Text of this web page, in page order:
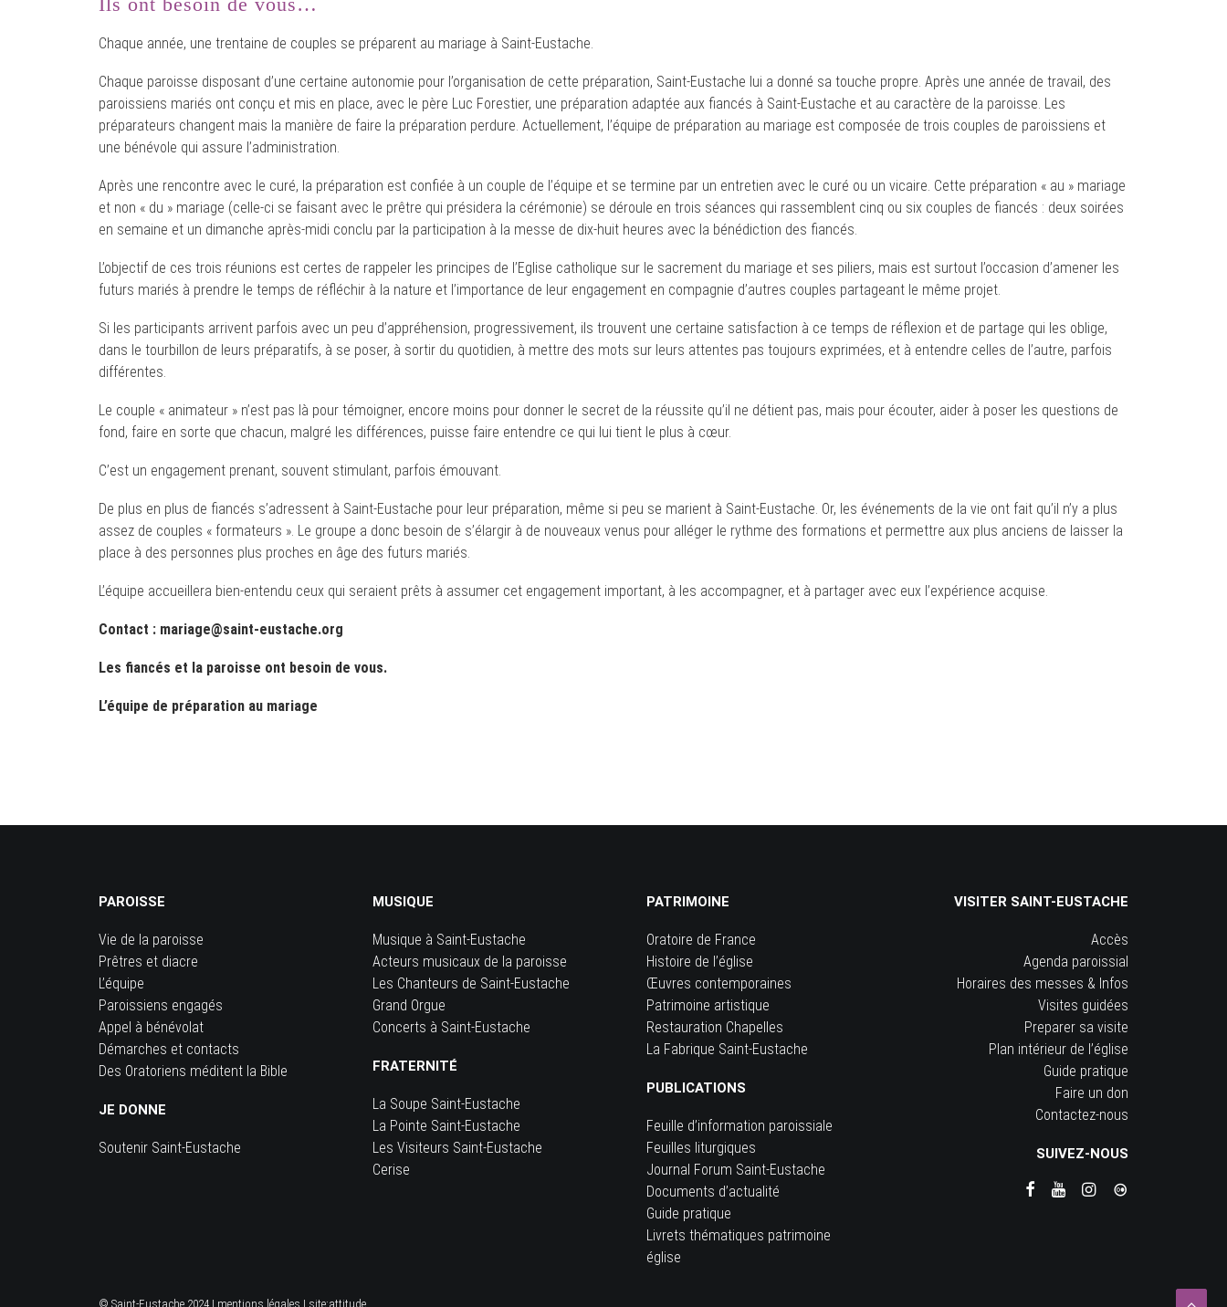
Chaque année, une trentaine de couples se préparent au mariage à Saint-Eustache.
Chaque paroisse disposant d’une certaine autonomie pour l’organisation de cette préparation, Saint-Eustache lui a donné sa touche propre. Après une année de travail, des
paroissiens mariés ont conçu et mis en place, avec le père Luc Forestier, une préparation adaptée aux fiancés à Saint-Eustache et au caractère de la paroisse. Les
préparateurs changent mais la manière de faire la préparation perdure. Actuellement, l’équipe de préparation au mariage est composée de trois couples de paroissiens et
une bénévole qui assure l’administration.
Après une rencontre avec le curé, la préparation est confiée à un couple de l’équipe et se termine par un entretien avec le curé ou un vicaire. Cette préparation « au » mariage
et non « du » mariage (celle-ci se faisant avec le prêtre qui présidera la cérémonie) se déroule en trois séances qui rassemblent cinq ou six couples de fiancés : deux soirées
en semaine et un dimanche après-midi conclu par la participation à la messe de dix-huit heures avec la bénédiction des fiancés.
L’objectif de ces trois réunions est certes de rappeler les principes de l’Eglise catholique sur le sacrement du mariage et ses piliers, mais est surtout l’occasion d’amener les
futurs mariés à prendre le temps de réfléchir à la nature et l’importance de leur engagement en compagnie d’autres couples partageant le même projet.
Si les participants arrivent parfois avec un peu d’appréhension, progressivement, ils trouvent une certaine satisfaction à ce temps de réflexion et de partage qui les oblige,
dans le tourbillon de leurs préparatifs, à se poser, à sortir du quotidien, à mettre des mots sur leurs attentes pas toujours exprimées, et à entendre celles de l’autre, parfois
différentes.
Le couple « animateur » n’est pas là pour témoigner, encore moins pour donner le secret de la réussite qu’il ne détient pas, mais pour écouter, aider à poser les questions de
fond, faire en sorte que chacun, malgré les différences, puisse faire entendre ce qui lui tient le plus à cœur.
C’est un engagement prenant, souvent stimulant, parfois émouvant.
De plus en plus de fiancés s’adressent à Saint-Eustache pour leur préparation, même si peu se marient à Saint-Eustache. Or, les événements de la vie ont fait qu’il n’y a plus
assez de couples « formateurs ». Le groupe a donc besoin de s’élargir à de nouveaux venus pour alléger le rythme des formations et permettre aux plus anciens de laisser la
place à des personnes plus proches en âge des futurs mariés.
L’équipe accueillera bien-entendu ceux qui seraient prêts à assumer cet engagement important, à les accompagner, et à partager avec eux l’expérience acquise.
Contact : mariage@saint-eustache.org
Les fiancés et la paroisse ont besoin de vous.
L’équipe de préparation au mariage
PAROISSE
Vie de la paroisse
Prêtres et diacre
L’équipe
Paroissiens engagés
Appel à bénévolat
Démarches et contacts
Des Oratoriens méditent la Bible
JE DONNE
Soutenir Saint-Eustache
MUSIQUE
Musique à Saint-Eustache
Acteurs musicaux de la paroisse
Les Chanteurs de Saint-Eustache
Grand Orgue
Concerts à Saint-Eustache
FRATERNITÉ
La Soupe Saint-Eustache
La Pointe Saint-Eustache
Les Visiteurs Saint-Eustache
Cerise
PATRIMOINE
Oratoire de France
Histoire de l’église
Œuvres contemporaines
Patrimoine artistique
Restauration Chapelles
La Fabrique Saint-Eustache
PUBLICATIONS
Feuille d’information paroissiale
Feuilles liturgiques
Journal Forum Saint-Eustache
Documents d’actualité
Guide pratique
Livrets thématiques patrimoine
église
VISITER SAINT-EUSTACHE
Accès
Agenda paroissial
Horaires des messes & Infos
Visites guidées
Preparer sa visite
Plan intérieur de l’église
Guide pratique
Faire un don
Contactez-nous
SUIVEZ-NOUS
© Saint-Eustache 2024 | mentions légales | site:attitude